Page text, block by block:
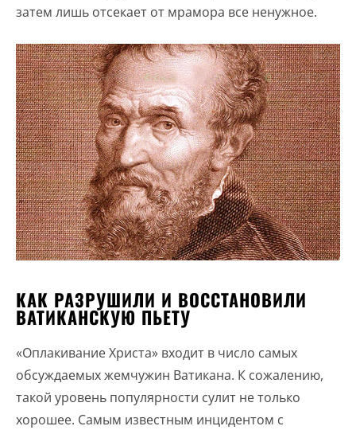
затем лишь отсекает от мрамора все ненужное.
КАК РАЗРУШИЛИ И ВОССТАНОВИЛИ
ВАТИКАНСКУЮ ПЬЕТУ
«Оплакивание Христа» входит в число самых
обсуждаемых жемчужин Ватикана. К сожалению,
такой уровень популярности сулит не только
хорошее. Самым известным инцидентом с